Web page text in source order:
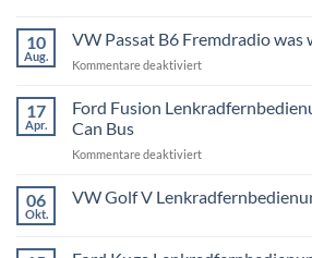
zu
3er
Radio
Tausch
1
DIN
DIN
10
Aug.
VW Passat B6 Fremdradio
Kommentare deaktiviertfür
Passat
B6
was
benötigt
17
Apr.
Ford Fusion
Can Bus
Kommentare deaktiviertfür
Fusion
06
Okt.
VW Golf V